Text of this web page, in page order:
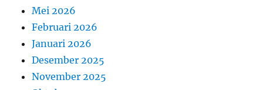
Mei 2026
Februari 2026
Januari 2026
Desember 2025
November 2025